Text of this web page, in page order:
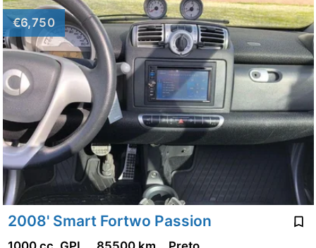
€6,750
2008' Smart Fortwo Passion